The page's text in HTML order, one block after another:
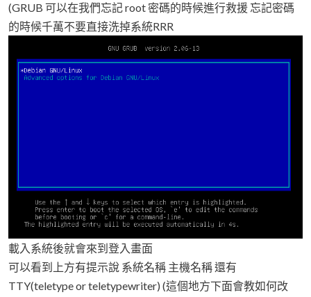
(GRUB 可以在我們忘記 root 密碼的時候進行救援 忘記密碼
的時候千萬不要直接洗掉系統RRR
載入系統後就會來到登入畫面
可以看到上方有提示說 系統名稱 主機名稱 還有
TTY(teletype or teletypewriter) (這個地方下面會教如何改